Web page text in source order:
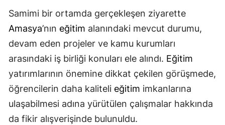
Samimi bir ortamda gerçekleşen ziyarette
Amasya’nın eğitim alanındaki mevcut durumu,
devam eden projeler ve kamu kurumları
arasındaki iş birliği konuları ele alındı. Eğitim
yatırımlarının önemine dikkat çekilen görüşmede,
öğrencilerin daha kaliteli eğitim imkanlarına
ulaşabilmesi adına yürütülen çalışmalar hakkında
da fikir alışverişinde bulunuldu.